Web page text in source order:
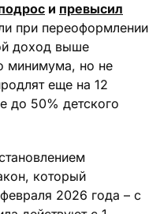
и превысил
при переоформлении
доход выше
минимума, но не
еще на 12
до 50% детского
который
2026 года – с